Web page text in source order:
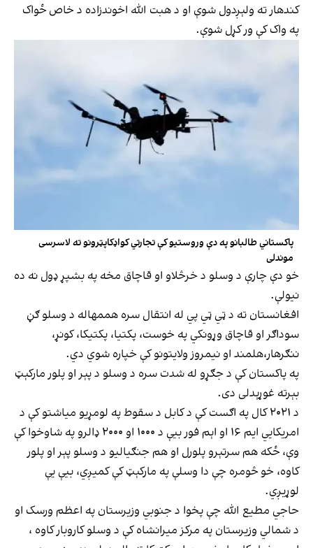
کندهار ته ولېږدول شوې او د هبت الله اخوندزاده د خاص ځواک
په واک کې ور کړل شوې.
پاکستاني طالبانو په دې وروستیو کې تجارتي کواډکاپټرونو ته لاسرسی
موندلی
خو دې چارې د وسلو د خرڅلاو او قاچاق مخه په بشپړ ډول نه ده
نیولې.
افغانستان ته د ټي ټي پي له انتقال سره هممهاله د وسلو ګڼ
سوداګر او قاچاق وړونکي په خوست، پکتیا، پکتیکا، کونړ،
ننګرهار،هلمند او نیمروز ولایتونو کې خپاره شوي دي.
په پاکستان کې د جګړو له شدت سره د وسلو د پېر او پلور مارکېټ
بېرته غوړېدلی دی.
د ۲۰۲۱ کال په اګست کې د کابل د سقوط په لومړیو میاشتو کې د
امریکايي ایم ۱۶ او اېم فور بیې د ۱۰۰۰ او ۲۰۰۰ ډالرو په شاوخوا کې
وې، ځکه هم سرتېرو پلورل او هم جنګیالیو د وسلو پېر او پلور
کاوه، خو څومره چې دا وسلې په مارکېټ کې کمیږي، بیې یې
لوړيږي.
حاجي مطیع الله چې پخوا د جنوبي وزیرستان په اعظم ورسک او
د شمالي وزیرستان په مرکز میرانشاه کې د وسلو کاروبار کاوه ،